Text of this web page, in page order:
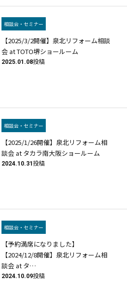
相談会・セミナー
【2025/3/2開催】泉北リフォーム相談
会 at TOTO堺ショールーム
2025.01.08投稿
相談会・セミナー
【2025/1/26開催】泉北リフォーム相
談会 at タカラ南大阪ショールーム
2024.10.31投稿
相談会・セミナー
【予約満席になりました】
【2024/12/8開催】泉北リフォーム相
談会 at タ…
2024.10.09投稿